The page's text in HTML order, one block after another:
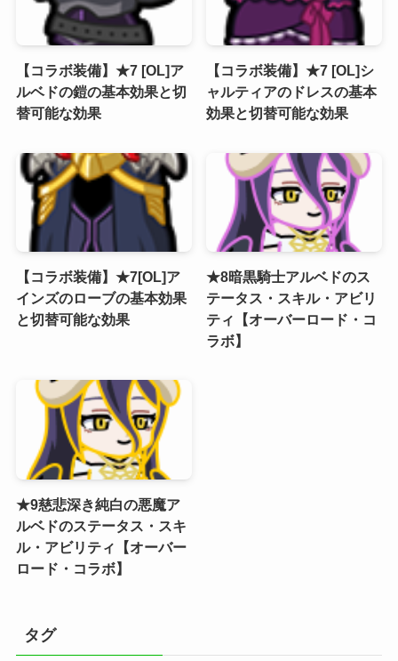
【コラボ装備】★7 [OL]ア
ルベドの鎧の基本効果と切
替可能な効果
【コラボ装備】★7 [OL]シ
ャルティアのドレスの基本
効果と切替可能な効果
【コラボ装備】★7[OL]ア
インズのローブの基本効果
と切替可能な効果
★8暗黒騎士アルベドのス
テータス・スキル・アビリ
ティ【オーバーロード・コ
ラボ】
★9慈悲深き純白の悪魔ア
ルベドのステータス・スキ
ル・アビリティ【オーバー
ロード・コラボ】
タグ